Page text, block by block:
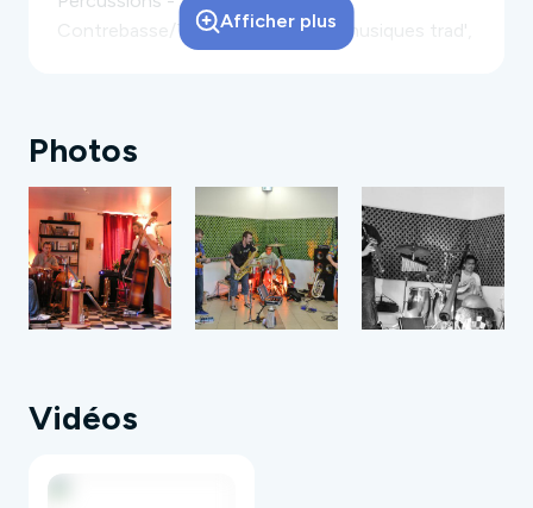
Contrebasse/Tuba mélanges des musiques trad',
Afficher plus
Photos
Vidéos